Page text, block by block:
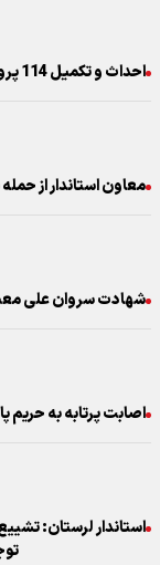
احداث و تکمیل 114 پروژه آموزشی در بوشهر
معاون استاندار از
شهادت سروان علی
اصابت پرتابه به حریم
استاندار لرستان: